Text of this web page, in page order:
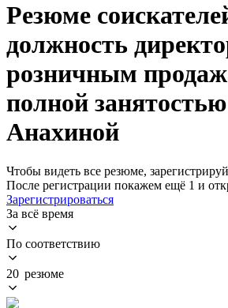
Резюме
должность
розничным
полной
Анахиной
Чтобы видеть все резюме,
После регистрации покажем ещё 1 и
Зарегистрироваться
За всё время
По соответствию
20 резюме